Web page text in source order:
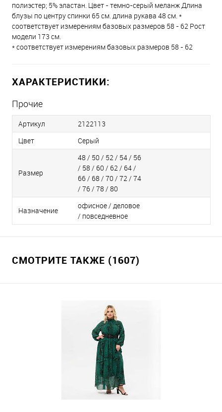
полиэстер; 5% эластан. Цвет - темно-серый меланж Длина
блузы по центру спинки 65 см. длина рукава 48 см. *
соответствует измерениям базовых размеров 58 - 62 Рост
модели 173 см.
* соответствует измерениям базовых размеров 58 - 62
ХАРАКТЕРИСТИКИ:
Прочие
Артикул
2122113
Цвет
Серый
Размер
48 / 50 / 52 / 54 / 56
/ 58 / 60 / 62 / 64 /
66 / 68 / 70 / 72 / 74
/ 76 / 78 / 80
Назначение
офисное / деловое
/ повседневное
СМОТРИТЕ ТАКЖЕ (1607)